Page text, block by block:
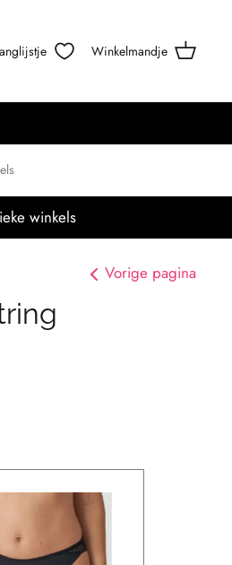
Winkelmandje
winkels
Vorige pagina